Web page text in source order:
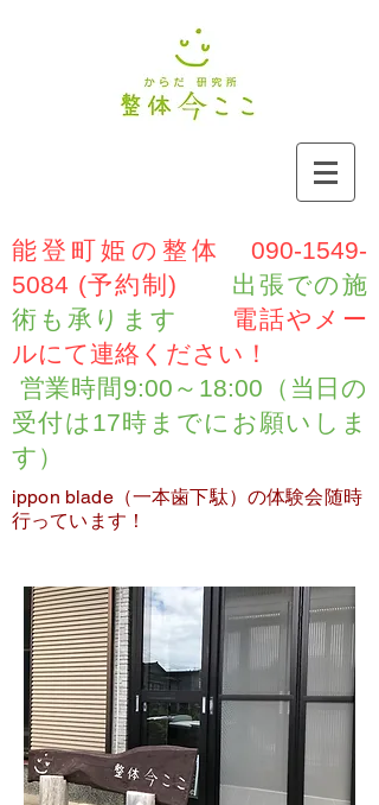
能登町姫の整体
090-1549-
5084 (予約制) 出張での施
術も承ります
電話やメー
ルにて連絡ください！
営業時間9:00～18:00（当日の
受付は17時までにお願いしま
す）
ippon blade（一本歯下駄）の体験会随時
行っています！